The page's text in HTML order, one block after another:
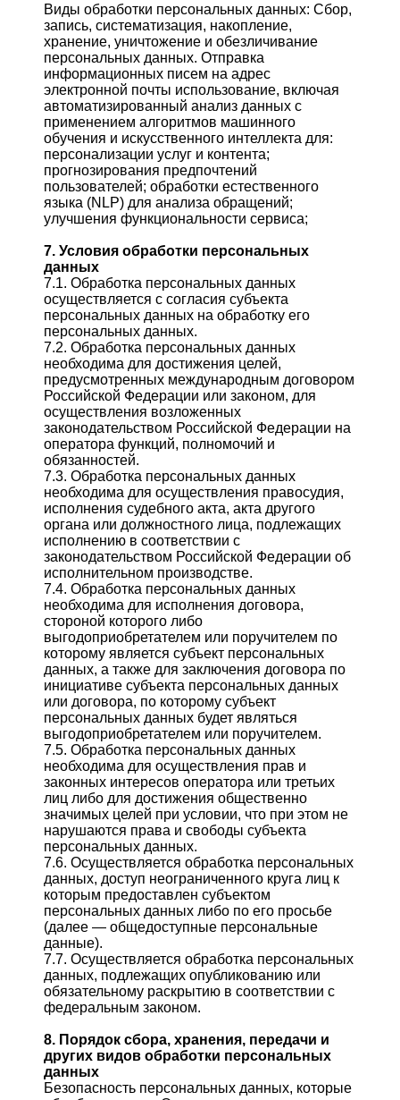
Виды обработки персональных данных: Сбор,
запись, систематизация, накопление,
хранение, уничтожение и обезличивание
персональных данных. Отправка
информационных писем на адрес
электронной почты использование, включая
автоматизированный анализ данных с
применением алгоритмов машинного
обучения и искусственного интеллекта для:
персонализации услуг и контента;
прогнозирования предпочтений
пользователей; обработки естественного
языка (NLP) для анализа обращений;
улучшения функциональности сервиса;
7. Условия обработки персональных
данных
7.1. Обработка персональных данных
осуществляется с согласия субъекта
персональных данных на обработку его
персональных данных.
7.2. Обработка персональных данных
необходима для достижения целей,
предусмотренных международным договором
Российской Федерации или законом, для
осуществления возложенных
законодательством Российской Федерации на
оператора функций, полномочий и
обязанностей.
7.3. Обработка персональных данных
необходима для осуществления правосудия,
исполнения судебного акта, акта другого
органа или должностного лица, подлежащих
исполнению в соответствии с
законодательством Российской Федерации об
исполнительном производстве.
7.4. Обработка персональных данных
необходима для исполнения договора,
стороной которого либо
выгодоприобретателем или поручителем по
которому является субъект персональных
данных, а также для заключения договора по
инициативе субъекта персональных данных
или договора, по которому субъект
персональных данных будет являться
выгодоприобретателем или поручителем.
7.5. Обработка персональных данных
необходима для осуществления прав и
законных интересов оператора или третьих
лиц либо для достижения общественно
значимых целей при условии, что при этом не
нарушаются права и свободы субъекта
персональных данных.
7.6. Осуществляется обработка персональных
данных, доступ неограниченного круга лиц к
которым предоставлен субъектом
персональных данных либо по его просьбе
(далее — общедоступные персональные
данные).
7.7. Осуществляется обработка персональных
данных, подлежащих опубликованию или
обязательному раскрытию в соответствии с
федеральным законом.
8. Порядок сбора, хранения, передачи и
других видов обработки персональных
данных
Безопасность персональных данных, которые